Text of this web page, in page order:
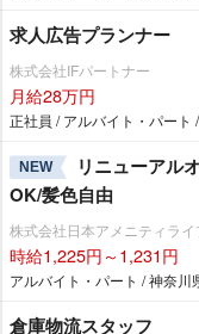
求人広告プランナー
株式会社IFパートナー
月給28万円
正社員 / アルバイト・パート
NEW
リニューアル
OK/髪色自由
株式会社日本アメニティライ
時給1,225円～1,231円
アルバイト・パート / 神奈川
倉庫物流スタッフ